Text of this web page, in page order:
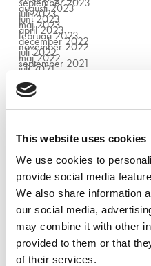
This website uses cookies
We use cookies to
provide social media
We also share information
our social media,
may combine it with other
provided to them or that
of their services.
augusti 2023
juli 2023
juni 2023
maj 2023
april 2023
februari 2023
december 2022
november 2022
juli 2022
maj 2022
september 2021
juli 2021
juni 2021
oktober 2020
september 2020
juni 2020
januari 2020
september 2019
augusti 2019
juni 2019
februari 2019
januari 2019
oktober 2018
juni 2018
mars 2018
februari 2018
november 2017
oktober 2017
september 2017
juni 2017
maj 2017
mars 2017
oktober 2016
mars 2016
Bod
Göteborg
Halmstad
Kran &
Malmö
Maskiner
Tjänster